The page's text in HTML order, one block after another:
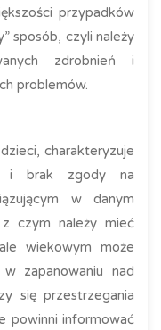
przypadków
sposób, czyli należy
zdrobnień i
problemów.
charakteryzuje
i brak zgody na
w danym
z czym należy mieć
wiekowym może
zapanowaniu nad
się przestrzegania
powinni informować